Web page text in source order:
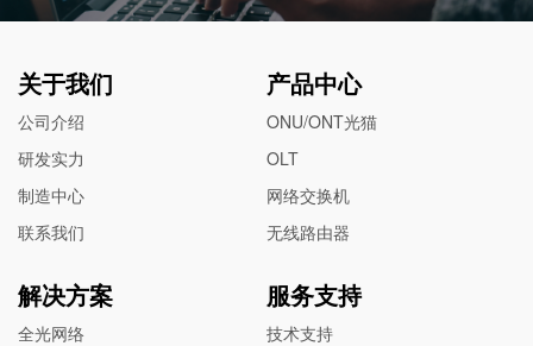
关于我们
公司介绍
研发实力
制造中心
联系我们
产品中心
ONU/ONT光猫
OLT
网络交换机
无线路由器
解决方案
全光网络
服务支持
技术支持